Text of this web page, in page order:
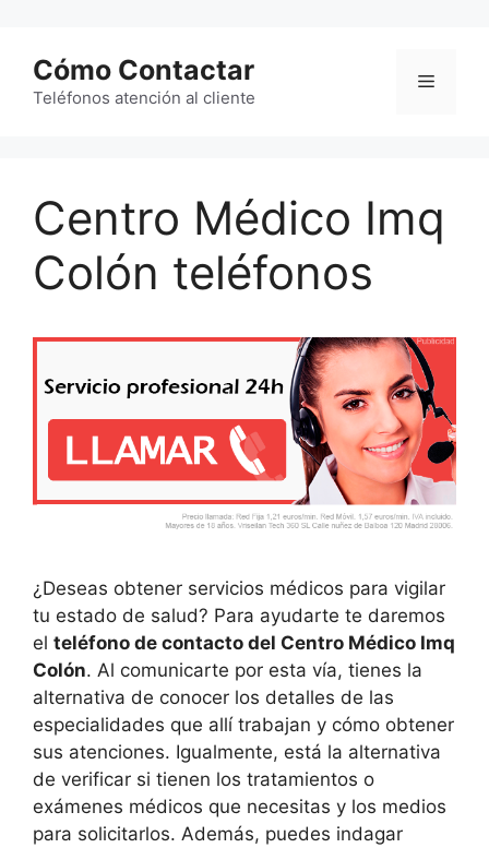
contenido
Cómo Contactar
Teléfonos atención al cliente
Menú
Centro Médico Imq
Colón teléfonos
¿Deseas obtener servicios médicos para vigilar
tu estado de salud? Para ayudarte te daremos
el teléfono de contacto del Centro Médico Imq
Colón. Al comunicarte por esta vía, tienes la
alternativa de conocer los detalles de las
especialidades que allí trabajan y cómo obtener
sus atenciones. Igualmente, está la alternativa
de verificar si tienen los tratamientos o
exámenes médicos que necesitas y los medios
para solicitarlos. Además, puedes indagar